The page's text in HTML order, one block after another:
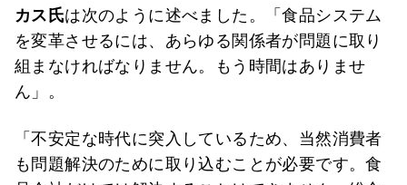
カス氏は次のように述べました。「食品システム
を変革させるには、あらゆる関係者が問題に取り
組まなければなりません。もう時間はありませ
ん」。
「不安定な時代に突入しているため、当然消費者
も問題解決のために取り込むことが必要です。食